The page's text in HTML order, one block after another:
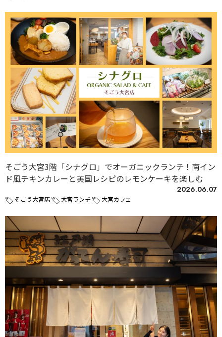
そごう大宮3階「シナグロ」でオーガニックランチ！南イン
ド風チキンカレーと英国レシピのレモンケーキを楽しむ
2026.06.07
そごう大宮店 大宮ランチ 大宮カフェ